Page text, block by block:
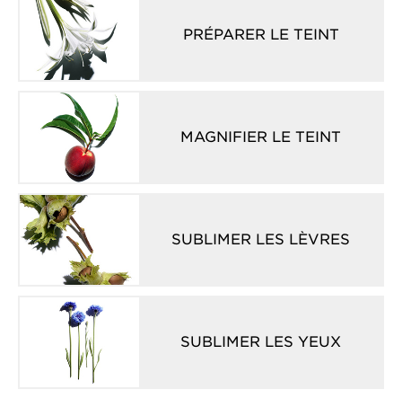
PRÉPARER LE TEINT
MAGNIFIER LE TEINT
SUBLIMER LES LÈVRES
SUBLIMER LES YEUX